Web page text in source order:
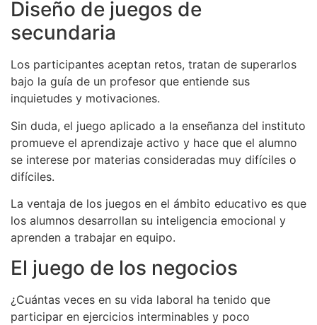
Diseño de juegos de
secundaria
Los participantes aceptan retos, tratan de superarlos
bajo la guía de un profesor que entiende sus
inquietudes y motivaciones.
Sin duda, el juego aplicado a la enseñanza del instituto
promueve el aprendizaje activo y hace que el alumno
se interese por materias consideradas muy difíciles o
difíciles.
La ventaja de los juegos en el ámbito educativo es que
los alumnos desarrollan su inteligencia emocional y
aprenden a trabajar en equipo.
El juego de los negocios
¿Cuántas veces en su vida laboral ha tenido que
participar en ejercicios interminables y poco